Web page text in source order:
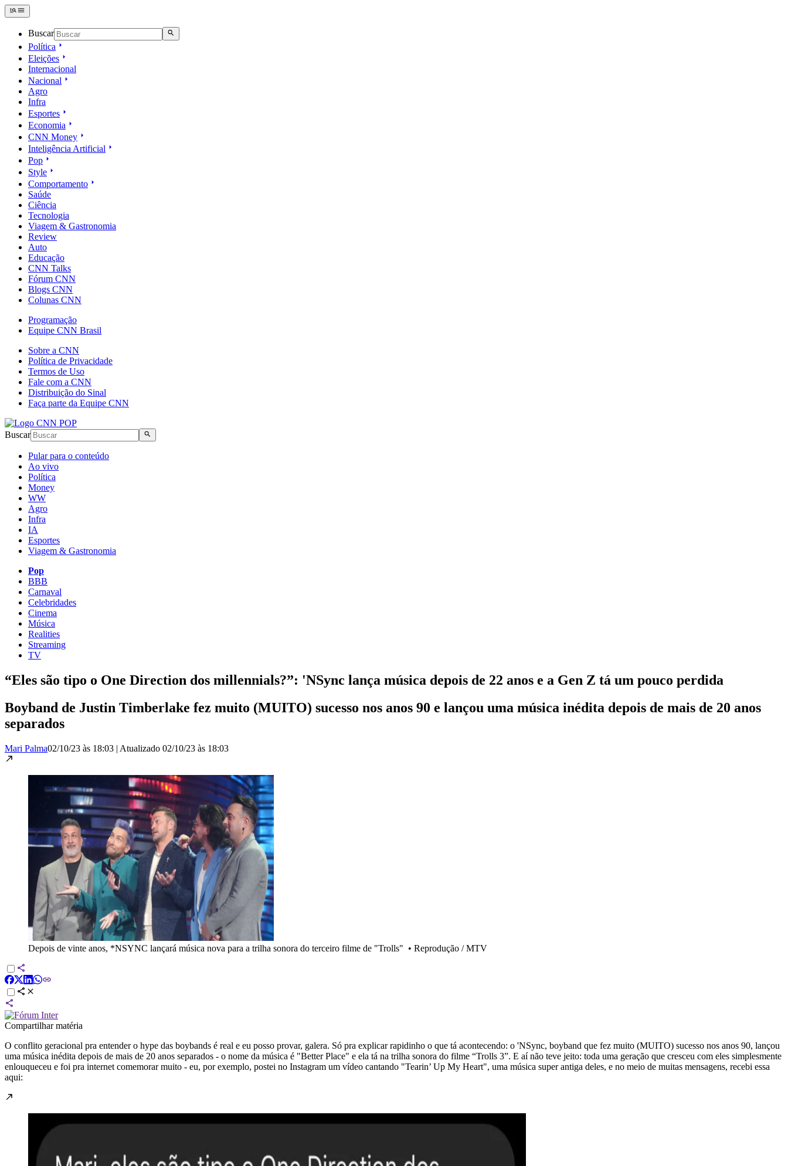
Buscar
Política
Eleições
Internacional
Nacional
Agro
Infra
Esportes
Economia
CNN Money
Inteligência Artificial
Pop
Style
Comportamento
Saúde
Ciência
Tecnologia
Viagem & Gastronomia
Review
Auto
Educação
CNN Talks
Fórum CNN
Blogs CNN
Colunas CNN
Programação
Equipe CNN Brasil
Sobre a CNN
Política de Privacidade
Termos de Uso
Fale com a CNN
Distribuição do Sinal
Faça parte da Equipe CNN
Buscar
Pular para o conteúdo
Ao vivo
Política
Money
WW
Agro
Infra
IA
Esportes
Viagem & Gastronomia
Pop
BBB
Carnaval
Celebridades
Cinema
Música
Realities
Streaming
TV
“Eles são tipo o One Direction dos millennials?”: 'NSync lança música depois de 22 anos e a Gen Z tá um pouco perdida
Boyband de Justin Timberlake fez muito (MUITO) sucesso nos anos 90 e lançou uma música inédita depois de mais de 20 anos
separados
Mari Palma02/10/23 às 18:03 | Atualizado 02/10/23 às 18:03
Depois de vinte anos, *NSYNC lançará música nova para a trilha sonora do terceiro filme de "Trolls" • Reprodução / MTV
Compartilhar matéria
O conflito geracional pra entender o hype das boybands é real e eu posso provar, galera. Só pra explicar rapidinho o que tá acontecendo: o 'NSync, boyband que fez muito (MUITO) sucesso nos anos 90, lançou
uma música inédita depois de mais de 20 anos separados - o nome da música é "Better Place" e ela tá na trilha sonora do filme “Trolls 3”. E aí não teve jeito: toda uma geração que cresceu com eles simplesmente
enlouqueceu e foi pra internet comemorar muito - eu, por exemplo, postei no Instagram um vídeo cantando "Tearin’ Up My Heart", uma música super antiga deles, e no meio de muitas mensagens, recebi essa
aqui: